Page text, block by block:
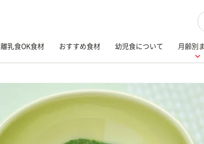
離乳食OK食材 おすすめ食材 幼児食について 月齢別